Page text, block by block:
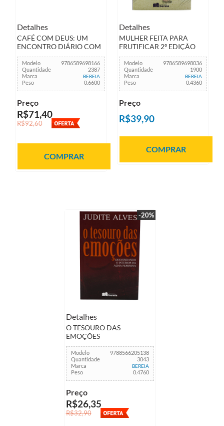
CAFÉ COM DEUS: UM
ENCONTRO DIÁRIO COM
A SABEDORIA
Modelo
9786589698166
Quantidade
2387
Marca
BEREIA
Peso 0.6600
Preço
R$71,40
R$92,60
COMPRAR
Detalhes
MULHER FEITA PARA
FRUTIFICAR 2º EDIÇÃO
Modelo
9786589698036
Quantidade
1900
Marca
BEREIA
Peso 0.4360
Preço
R$39,90
COMPRAR
Detalhes
-20%
O TESOURO DAS
EMOÇÕES
Modelo
9788566205138
Quantidade
3043
Marca
BEREIA
Peso 0.4760
Preço
R$26,35
R$32,90
Detalhes